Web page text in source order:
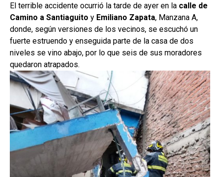
El terrible accidente ocurrió la tarde de ayer en la calle de
Camino a Santiaguito y Emiliano Zapata, Manzana A,
donde, según versiones de los vecinos, se escuchó un
fuerte estruendo y enseguida parte de la casa de dos
niveles se vino abajo, por lo que seis de sus moradores
quedaron atrapados.